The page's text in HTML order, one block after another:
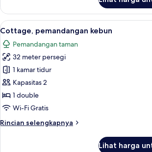
Kamar
Double
atau
Superior
Lihat
semua
foto
untuk
Cottage,
pemandangan
kebun
Brankas,
4
Cottage, pemandangan kebun
Pemandangan taman
32 meter persegi
1 kamar tidur
Kapasitas 2
1 double
Wi-Fi Gratis
Rincian selengkapnya
Rincian
Lihat harga